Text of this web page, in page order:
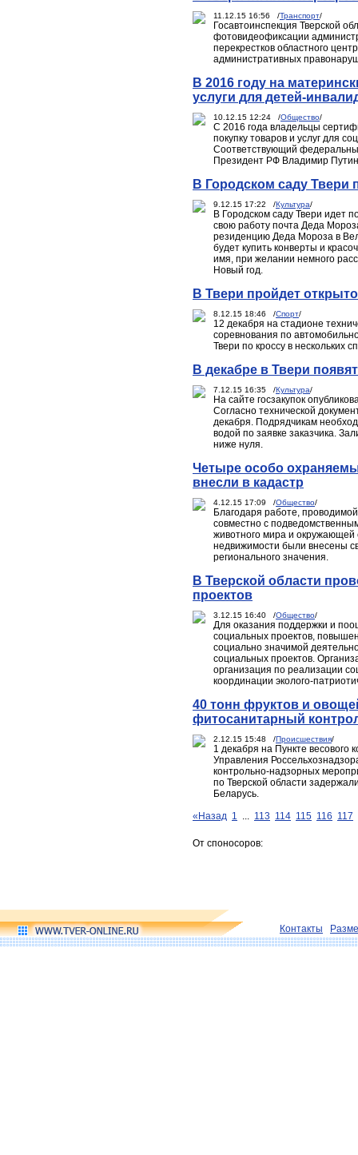
11.12.15 16:56 /Транспорт/
Госавтоинспекция Тверской
фотовидеофиксации
перекрестков областного
административных
В 2016 году на
услуги для детей-
10.12.15 12:24 /Общество/
С 2016 года владельцы
покупку товаров и услуг для
Соответствующий
Президент РФ Владимир
В Городском саду Твери
9.12.15 17:22 /Культура/
В Городском саду Твери идет
свою работу почта Деда
резиденцию Деда Мороза в
будет купить конверты и
имя, при желании немного
Новый год.
В Твери пройдет
8.12.15 18:46 /Спорт/
12 декабря на стадионе
соревнования по
Твери по кроссу в нескольких
В декабре в Твери
7.12.15 16:35 /Культура/
На сайте госзакупок
Согласно технической
декабря. Подрядчикам
водой по заявке заказчика.
ниже нуля.
Четыре особо
внесли в кадастр
4.12.15 17:09 /Общество/
Благодаря работе,
совместно с
животного мира и окружающей
недвижимости были внесены
регионального значения.
В Тверской области
проектов
3.12.15 16:40 /Общество/
Для оказания поддержки и
социальных проектов,
социально значимой
социальных проектов.
организация по реализации
координации эколого-
40 тонн фруктов и
фитосанитарный
2.12.15 15:48 /Происшествия/
1 декабря на Пункте весового
Управления
контрольно-надзорных
по Тверской области
Беларусь.
«Назад 1 ... 113 114 115 116 117
От споносоров:
Контакты